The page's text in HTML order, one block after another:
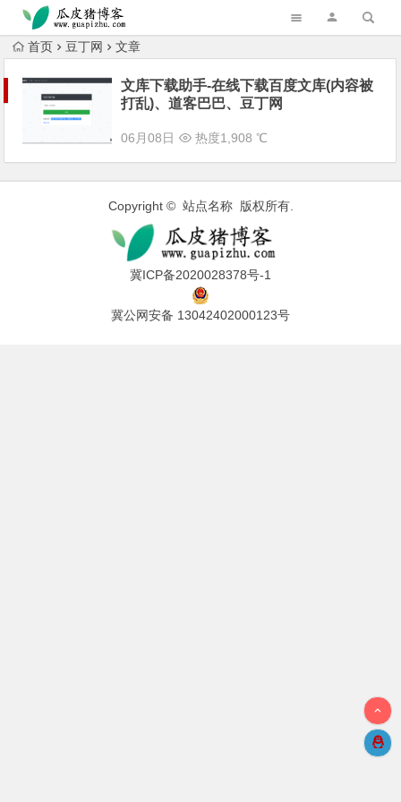
跳转到主内容
首页 豆丁网 文章
文库下载助手-在线下载百度文库(内容被
打乱)、道客巴巴、豆丁网
06月08日 热度1,908 ℃
Copyright © 站点名称 版权所有.
冀ICP备2020028378号-1
冀公网安备 13042402000123号